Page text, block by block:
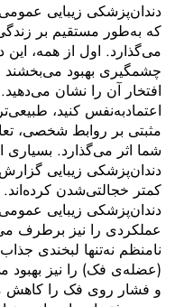
دندان‌پزشکی زیبایی
که به‌طور مستقیم بر
می‌گذارد. اول از همه،
چشمگیری بهبود می‌بخشند
افتخار آن را نشان
اعتماد‌به‌نفس کنید،
مثبتی بر روابط شخصی،
شما اثر می‌گذارد. بسیاری
دندان‌پزشکی زیبایی
کمتر خجالتی‌شدن کرده‌اند.
دندان‌پزشکی زیبایی
عملکردی را نیز برطرف
نامنظم نه‌تنها لبخندی
(عضله‌ی فک) را نیز
و فشار روی فک را کاهش